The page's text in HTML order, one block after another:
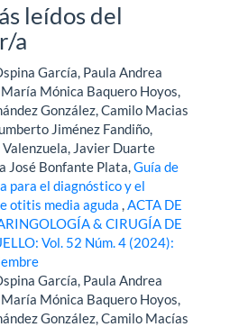
leídos del
a
García, Paula Andrea
Mónica Baquero Hoyos,
González, Camilo Macias
Jiménez Fandiño,
Javier Duarte
José Bonfante Plata,Guía de
para el diagnóstico y el
otitis media aguda,ACTA DE
& CIRUGÍA DE
Vol. 52 Núm. 4 (2024):
García, Paula Andrea
Mónica Baquero Hoyos,
González, Camilo Macías